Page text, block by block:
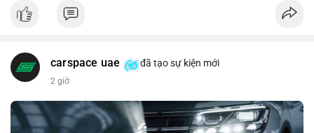
carspace uae đã tạo sự kiện mới
2 giờ